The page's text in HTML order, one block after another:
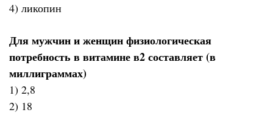
4) ликопин
Для мужчин и женщин физиологическая
потребность в витамине в2 составляет (в
миллиграммах)
1) 2,8
2) 18